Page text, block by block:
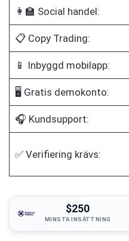
👩‍🏫 Social handel:
📋 Copy Trading:
📱 Inbyggd mobilapp:
🖥️ Gratis demokonto:
🎧 Kundsupport:
✅ Verifiering krävs:
$250
MINSTA INSÄTTNING